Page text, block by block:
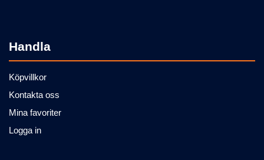
Handla
Köpvillkor
Kontakta oss
Mina favoriter
Logga in